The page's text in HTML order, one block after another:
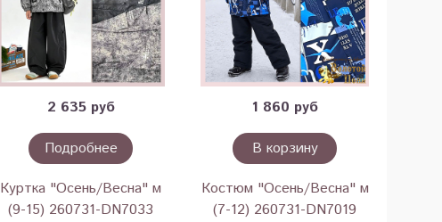
2 635 руб
Подробнее
Куртка "Осень/Весна" м
(9-15) 260731-DN7033
1 860 руб
В корзину
Костюм "Осень/Весна" м
(7-12) 260731-DN7019